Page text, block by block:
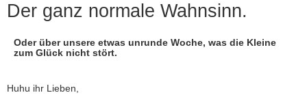
Der ganz normale Wahnsinn.
Oder über unsere etwas unrunde Woche, was die Kleine
zum Glück nicht stört.
Huhu ihr Lieben,